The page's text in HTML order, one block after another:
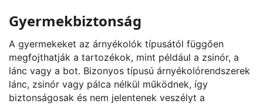
Gyermekbiztonság
A gyermekeket az árnyékolók típusától függően
megfojthatják a tartozékok, mint például a zsinór, a
lánc vagy a bot. Bizonyos típusú árnyékolórendszerek
lánc, zsinór vagy pálca nélkül működnek, így
biztonságosak és nem jelentenek veszélyt a